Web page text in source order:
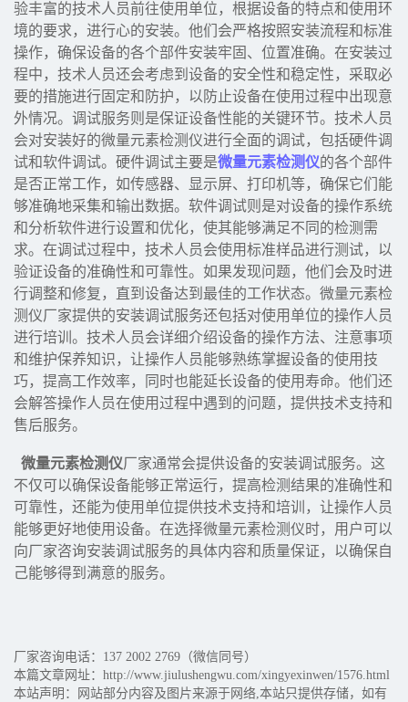
验丰富的技术人员前往使用单位，根据设备的特点和使用环
境的要求，进行心的安装。他们会严格按照安装流程和标准
操作，确保设备的各个部件安装牢固、位置准确。在安装过
程中，技术人员还会考虑到设备的安全性和稳定性，采取必
要的措施进行固定和防护，以防止设备在使用过程中出现意
外情况。调试服务则是保证设备性能的关键环节。技术人员
会对安装好的微量元素检测仪进行全面的调试，包括硬件调
试和软件调试。硬件调试主要是微量元素检测仪的各个部件
是否正常工作，如传感器、显示屏、打印机等，确保它们能
够准确地采集和输出数据。软件调试则是对设备的操作系统
和分析软件进行设置和优化，使其能够满足不同的检测需
求。在调试过程中，技术人员会使用标准样品进行测试，以
验证设备的准确性和可靠性。如果发现问题，他们会及时进
行调整和修复，直到设备达到最佳的工作状态。微量元素检
测仪厂家提供的安装调试服务还包括对使用单位的操作人员
进行培训。技术人员会详细介绍设备的操作方法、注意事项
和维护保养知识，让操作人员能够熟练掌握设备的使用技
巧，提高工作效率，同时也能延长设备的使用寿命。他们还
会解答操作人员在使用过程中遇到的问题，提供技术支持和
售后服务。
微量元素检测仪厂家通常会提供设备的安装调试服务。这
不仅可以确保设备能够正常运行，提高检测结果的准确性和
可靠性，还能为使用单位提供技术支持和培训，让操作人员
能够更好地使用设备。在选择微量元素检测仪时，用户可以
向厂家咨询安装调试服务的具体内容和质量保证，以确保自
己能够得到满意的服务。
厂家咨询电话：137 2002 2769（微信同号）
本篇文章网址：http://www.jiulushengwu.com/xingyexinwen/1576.html
本站声明：网站部分内容及图片来源于网络,本站只提供存储，如有